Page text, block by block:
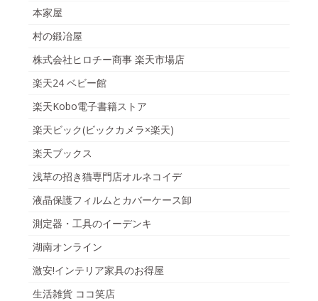
本家屋
村の鍛冶屋
株式会社ヒロチー商事 楽天市場店
楽天24 ベビー館
楽天Kobo電子書籍ストア
楽天ビック(ビックカメラ×楽天)
楽天ブックス
浅草の招き猫専門店オルネコイデ
液晶保護フィルムとカバーケース卸
測定器・工具のイーデンキ
湖南オンライン
激安!インテリア家具のお得屋
生活雑貨 ココ笑店